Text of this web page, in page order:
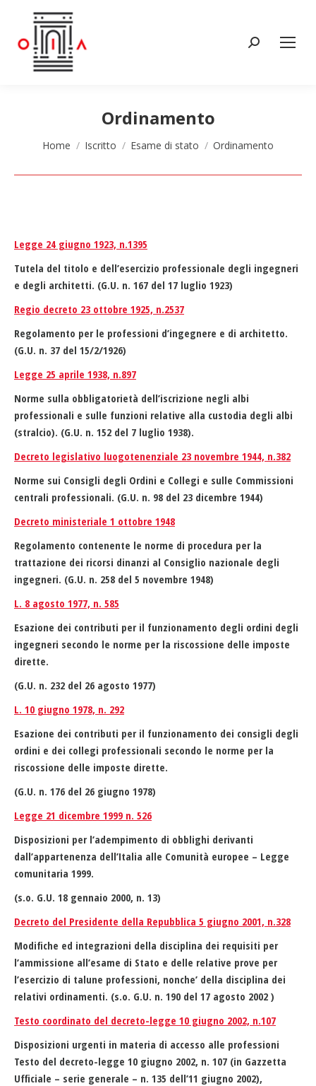
Cerca:
Ordinamento
Tu sei qui:
Home Iscritto Esame di stato Ordinamento
Legge 24 giugno 1923, n.1395
Tutela del titolo e dell’esercizio professionale degli ingegneri
e degli architetti. (G.U. n. 167 del 17 luglio 1923)
Regio decreto 23 ottobre 1925, n.2537
Regolamento per le professioni d’ingegnere e di architetto.
(G.U. n. 37 del 15/2/1926)
Legge 25 aprile 1938, n.897
Norme sulla obbligatorietà dell’iscrizione negli albi
professionali e sulle funzioni relative alla custodia degli albi
(stralcio). (G.U. n. 152 del 7 luglio 1938).
Decreto legislativo luogotenenziale 23 novembre 1944, n.382
Norme sui Consigli degli Ordini e Collegi e sulle Commissioni
centrali professionali. (G.U. n. 98 del 23 dicembre 1944)
Decreto ministeriale 1 ottobre 1948
Regolamento contenente le norme di procedura per la
trattazione dei ricorsi dinanzi al Consiglio nazionale degli
ingegneri. (G.U. n. 258 del 5 novembre 1948)
L. 8 agosto 1977, n. 585
Esazione dei contributi per il funzionamento degli ordini degli
ingegneri secondo le norme per la riscossione delle imposte
dirette.
(G.U. n. 232 del 26 agosto 1977)
L. 10 giugno 1978, n. 292
Esazione dei contributi per il funzionamento dei consigli degli
ordini e dei collegi professionali secondo le norme per la
riscossione delle imposte dirette.
(G.U. n. 176 del 26 giugno 1978)
Legge 21 dicembre 1999 n. 526
Disposizioni per l’adempimento di obblighi derivanti
dall’appartenenza dell’Italia alle Comunità europee – Legge
comunitaria 1999.
(s.o. G.U. 18 gennaio 2000, n. 13)
Decreto del Presidente della Repubblica 5 giugno 2001, n.328
Modifiche ed integrazioni della disciplina dei requisiti per
l’ammissione all’esame di Stato e delle relative prove per
l’esercizio di talune professioni, nonche’ della disciplina dei
relativi ordinamenti. (s.o. G.U. n. 190 del 17 agosto 2002 )
Testo coordinato del decreto-legge 10 giugno 2002, n.107
Disposizioni urgenti in materia di accesso alle professioni
Testo del decreto-legge 10 giugno 2002, n. 107 (in Gazzetta
Ufficiale – serie generale – n. 135 dell’11 giugno 2002),